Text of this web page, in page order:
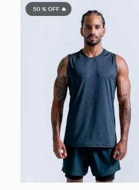
50 % OFF 🔥